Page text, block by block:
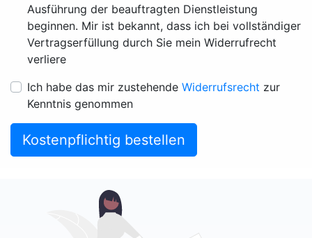
Ausführung der beauftragten Dienstleistung
beginnen. Mir ist bekannt, dass ich bei vollständiger
Vertragserfüllung durch Sie mein Widerrufrecht
verliere
Ich habe das mir zustehende Widerrufsrecht zur
Kenntnis genommen
Kostenpflichtig bestellen